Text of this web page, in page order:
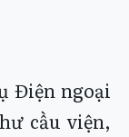
Điện ngoại
cầu viện,